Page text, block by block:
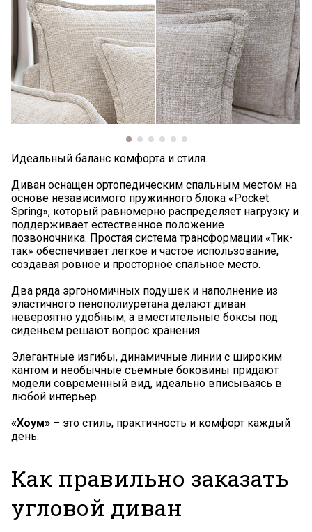
Идеальный баланс комфорта и стиля.
Диван оснащен ортопедическим спальным местом на
основе независимого пружинного блока «Pocket
Spring», который равномерно распределяет нагрузку и
поддерживает естественное положение
позвоночника. Простая система трансформации «Тик-
так» обеспечивает легкое и частое использование,
создавая ровное и просторное спальное место.
Два ряда эргономичных подушек и наполнение из
эластичного пенополиуретана делают диван
невероятно удобным, а вместительные боксы под
сиденьем решают вопрос хранения.
Элегантные изгибы, динамичные линии с широким
кантом и необычные съемные боковины придают
модели современный вид, идеально вписываясь в
любой интерьер.
«Хоум» – это стиль, практичность и комфорт каждый
день.
Как правильно заказать
угловой диван